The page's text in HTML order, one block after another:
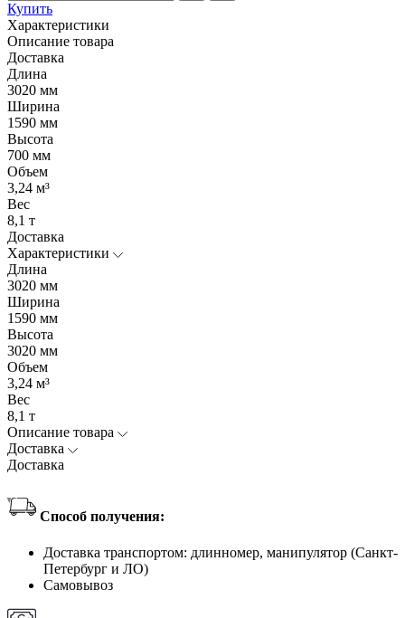
Купить
Характеристики
Описание товара
Доставка
Длина
3020 мм
Ширина
1590 мм
Высота
700 мм
Объем
3,24 м³
Вес
8,1 т
Доставка
Характеристики
Длина
3020 мм
Ширина
1590 мм
Высота
3020 мм
Объем
3,24 м³
Вес
8,1 т
Описание товара
Доставка
Доставка
Способ получения:
Доставка транспортом: длинномер, манипулятор (Санкт-
Петербург и ЛО)
Самовывоз